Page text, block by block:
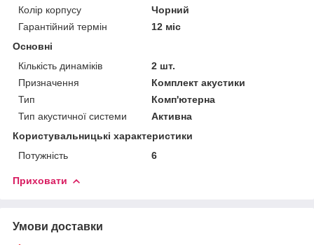
Колір корпусу
Чорний
Гарантійний термін
12 міс
Основні
Кількість динаміків
2 шт.
Призначення
Комплект акустики
Тип
Комп'ютерна
Тип акустичної системи
Активна
Користувальницькі характеристики
Потужність
6
Приховати
Умови доставки